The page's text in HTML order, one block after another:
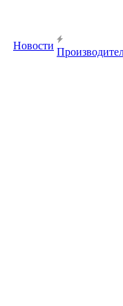
Новости